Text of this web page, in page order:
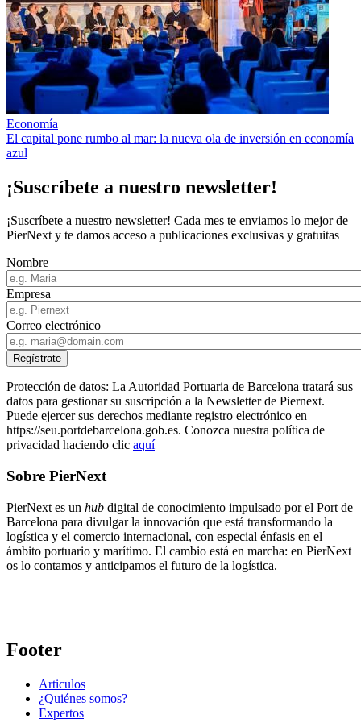
Economía
El capital pone rumbo al mar: la nueva ola de inversión en economía
azul
¡Suscríbete a nuestro newsletter!
¡Suscríbete a nuestro newsletter! Cada mes te enviamos lo mejor de
PierNext y te damos acceso a publicaciones exclusivas y gratuitas
Nombre
Empresa
Correo electrónico
Protección de datos: La Autoridad Portuaria de Barcelona tratará sus
datos para gestionar su suscripción a la Newsletter de Piernext.
Puede ejercer sus derechos mediante registro electrónico en
https://seu.portdebarcelona.gob.es. Conozca nuestra política de
privacidad haciendo clic aquí
Sobre PierNext
PierNext es un hub digital de conocimiento impulsado por el Port de
Barcelona para divulgar la innovación que está transformando la
logística y el comercio internacional, con especial énfasis en el
ámbito portuario y marítimo. El cambio está en marcha: en PierNext
os lo contamos y anticipamos el futuro de la logística.
Footer
Articulos
¿Quiénes somos?
Expertos